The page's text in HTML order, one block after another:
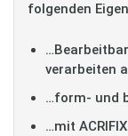
folgenden
verarbeiten
…form- und
…mit